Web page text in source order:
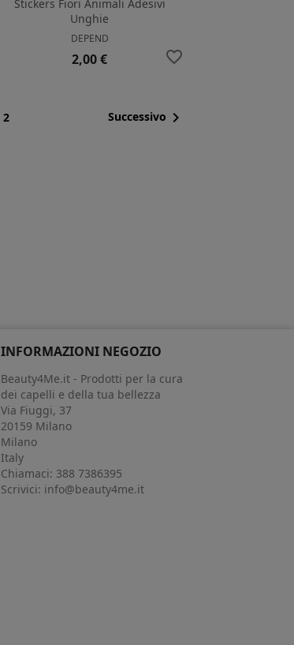
Stickers Fiori Animali Adesivi
Unghie
DEPEND
Prezzo
2,00 € favorite_border
2 Successivo 
INFORMAZIONI NEGOZIO
Beauty4Me.it - Prodotti per la cura
dei capelli e della tua bellezza
Via Fiuggi, 37
20159 Milano
Milano
Italy
Chiamaci: 388 7386395
Scrivici: info@beauty4me.it